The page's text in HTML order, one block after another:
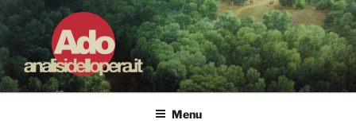
Salta
al
contenuto
ADO ANALISI DELL'OPERA
Osservare le opere d'arte per capirle e imparare ad amarle
Menu